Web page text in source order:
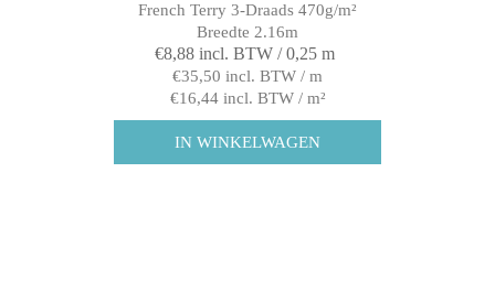
French Terry 3-Draads 470g/m²
Breedte 2.16m
€8,88 incl. BTW / 0,25 m
€35,50 incl. BTW / m
€16,44 incl. BTW / m²